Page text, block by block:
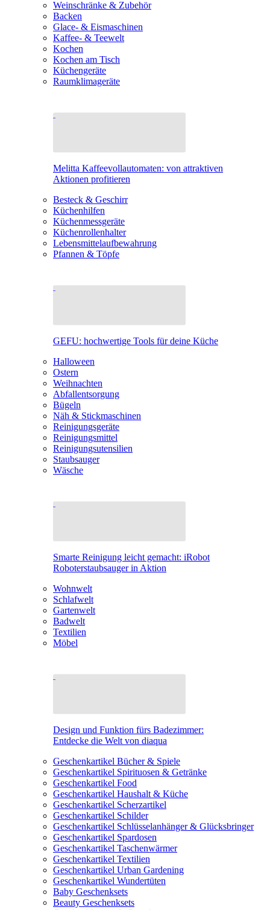
Weinschränke & Zubehör
Backen
Glace- & Eismaschinen
Kaffee- & Teewelt
Kochen
Kochen am Tisch
Küchengeräte
Raumklimageräte
Melitta Kaffeevollautomaten: von attraktiven
Aktionen profitieren
Besteck & Geschirr
Küchenhilfen
Küchenmessgeräte
Küchenrollenhalter
Lebensmittelaufbewahrung
Pfannen & Töpfe
GEFU: hochwertige Tools für deine Küche
Halloween
Ostern
Weihnachten
Abfallentsorgung
Bügeln
Näh & Stickmaschinen
Reinigungsgeräte
Reinigungsmittel
Reinigungsutensilien
Staubsauger
Wäsche
Smarte Reinigung leicht gemacht: iRobot
Roboterstaubsauger in Aktion
Wohnwelt
Schlafwelt
Gartenwelt
Badwelt
Textilien
Möbel
Design und Funktion fürs Badezimmer:
Entdecke die Welt von diaqua
Geschenkartikel Bücher & Spiele
Geschenkartikel Spirituosen & Getränke
Geschenkartikel Food
Geschenkartikel Haushalt & Küche
Geschenkartikel Scherzartikel
Geschenkartikel Schilder
Geschenkartikel Schlüsselanhänger & Glücksbringer
Geschenkartikel Spardosen
Geschenkartikel Taschenwärmer
Geschenkartikel Textilien
Geschenkartikel Urban Gardening
Geschenkartikel Wundertüten
Baby Geschenksets
Beauty Geschenksets